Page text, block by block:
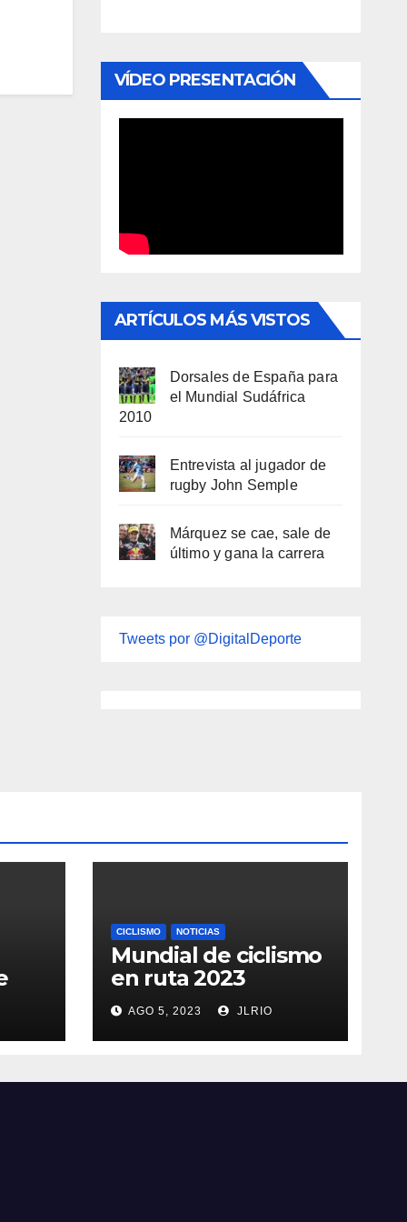
VÍDEO PRESENTACIÓN
ARTÍCULOS MÁS VISTOS
Dorsales de España para
el Mundial Sudáfrica
2010
Entrevista al jugador de
rugby John Semple
Márquez se cae, sale de
último y gana la carrera
Tweets por @DigitalDeporte
CICLISMO NOTICIAS
Mundial de ciclismo
en ruta 2023
AGO 5, 2023 JLRIO